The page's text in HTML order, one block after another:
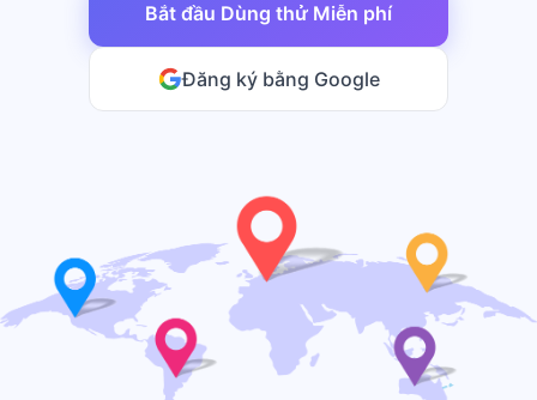
Bắt đầu Dùng thử Miễn phí
Đăng ký bằng Google